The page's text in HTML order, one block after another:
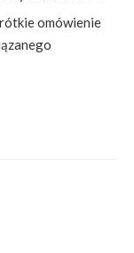
omówienie